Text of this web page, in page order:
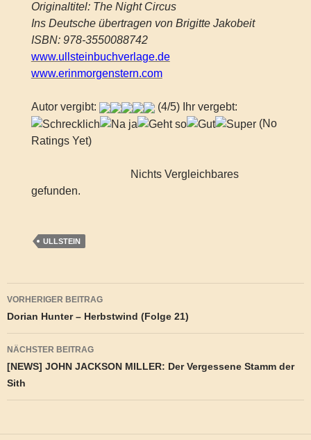
Originaltitel: The Night Circus
Ins Deutsche übertragen von Brigitte Jakobeit
ISBN: 978-3550088742
www.ullsteinbuchverlage.de
www.erinmorgenstern.com
Autor vergibt:
(4/5) Ihr vergebt:
(No
Ratings Yet)
Nichts Vergleichbares
gefunden.
ULLSTEIN
Beitragsnavigation
VORHERIGER BEITRAG
Dorian Hunter – Herbstwind (Folge 21)
NÄCHSTER BEITRAG
[NEWS] JOHN JACKSON MILLER: Der Vergessene Stamm der
Sith